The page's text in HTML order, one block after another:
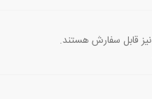
نیز قابل سفارش هستند.